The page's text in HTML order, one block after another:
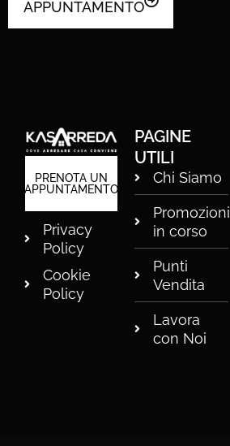
APPUNTAMENTO
PRENOTA UN
APPUNTAMENTO
Privacy
Policy
Cookie
Policy
PAGINE
UTILI
Chi Siamo
Promozioni
in corso
Punti
Vendita
Lavora
con Noi